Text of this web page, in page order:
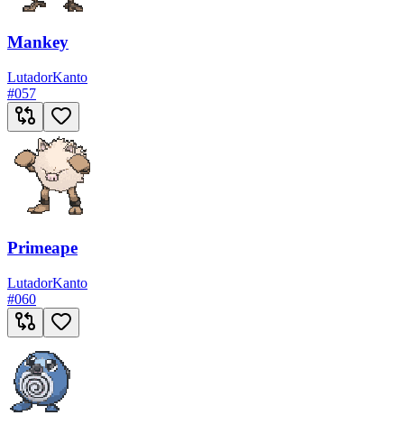
Mankey
LutadorKanto
#057
Primeape
LutadorKanto
#060